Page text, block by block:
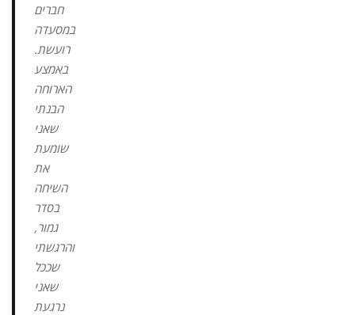
חברים
במסעדה
רועשת.
באמצע
הארוחה
הבנתי
שאני
שומעת
את
השיחה
בסדר
גמור,
והרגשתי
שככל
שאני
נרגעת